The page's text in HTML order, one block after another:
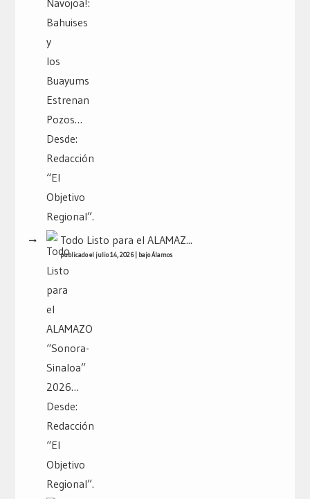
Todo Listo para el ALAMAZ...
publicado el julio 14, 2026| bajoÁlamos